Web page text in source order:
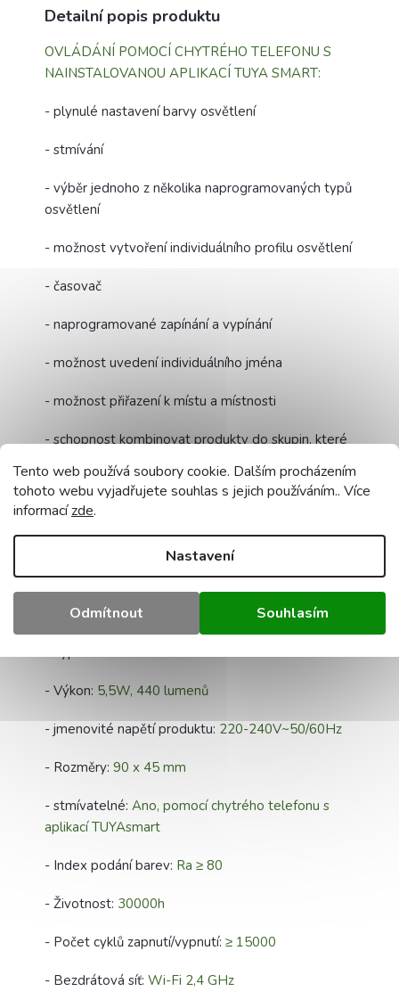
Tento web používá soubory cookie. Dalším procházením
tohoto webu vyjadřujete souhlas s jejich používáním.. Více
informacízde.
Nastavení
Odmítnout Souhlasím
Detailní popis produktu
OVLÁDÁNÍ POMOCÍ CHYTRÉHO TELEFONU S
NAINSTALOVANOU APLIKACÍ TUYA SMART:
- plynulé nastavení barvy osvětlení
- stmívání
- výběr jednoho z několika naprogramovaných typů
osvětlení
- možnost vytvoření individuálního profilu osvětlení
- časovač
- naprogramované zapínání a vypínání
- možnost uvedení individuálního jména
- možnost přiřazení k místu a místnosti
- schopnost kombinovat produkty do skupin, které
lze ovládat všechny současně
- schopnost sdílet kontrolu s ostatními lidmi
- paměť posledního nastavení
Technické údaje žárovky:
- Vlastnosti:Wi-Fi SMART LED, CCT, TUYA smart
- Výkon: 5,5W, 440 lumenů
- jmenovité napětí produktu: 220-240V~50/60Hz
- Rozměry: 90 x 45 mm
- stmívatelné: Ano, pomocí chytrého telefonu s
aplikací TUYAsmart
- Index podání barev: Ra ≥ 80
- Životnost: 30000h
- Počet cyklů zapnutí/vypnutí: ≥ 15000
- Bezdrátová síť: Wi-Fi 2,4 GHz